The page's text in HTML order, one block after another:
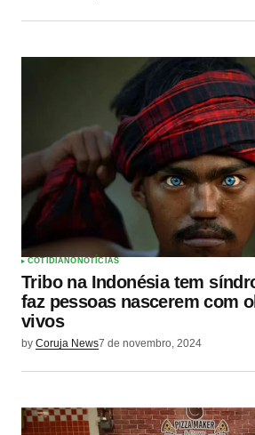
COTIDIANO NOTÍCIAS
Tribo na Indonésia tem
faz pessoas nascerem com
vivos
by Coruja News7 de novembro, 2024